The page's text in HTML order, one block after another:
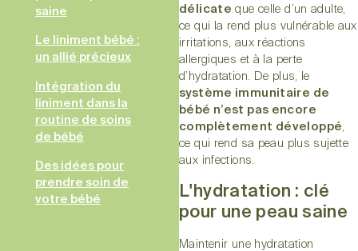
saine
Le liniment bébé :
un allié précieux
Intégration du
liniment dans la
routine de soins
de bébé
Des idées pour
prendre soin de
votre bébé
délicate que celle d’un adulte,
ce qui la rend plus vulnérable aux
irritations, aux réactions
allergiques et à la perte
d’hydratation. De plus, le
système immunitaire de
bébé n’est pas encore
complètement développé,
ce qui rend sa peau plus sujette
aux infections.
L'hydratation : clé
pour une peau saine
Maintenir une hydratation